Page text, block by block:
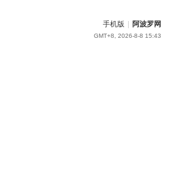
手机版 阿波罗网
GMT+8, 2026-8-8 15:43